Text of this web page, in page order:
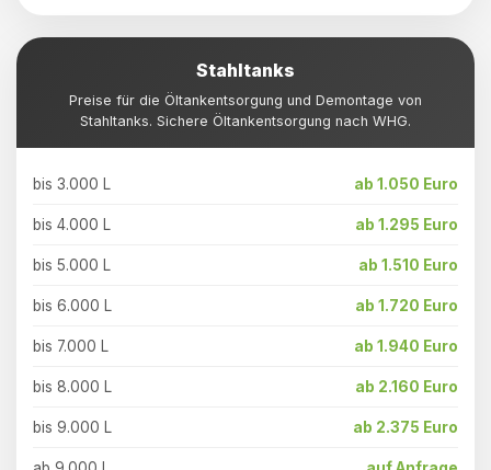
Stahltanks
Preise für die Öltankentsorgung und Demontage von
Stahltanks. Sichere Öltankentsorgung nach WHG.
bis 3.000 L ab 1.050 Euro
bis 4.000 L ab 1.295 Euro
bis 5.000 L ab 1.510 Euro
bis 6.000 L ab 1.720 Euro
bis 7.000 L ab 1.940 Euro
bis 8.000 L ab 2.160 Euro
bis 9.000 L ab 2.375 Euro